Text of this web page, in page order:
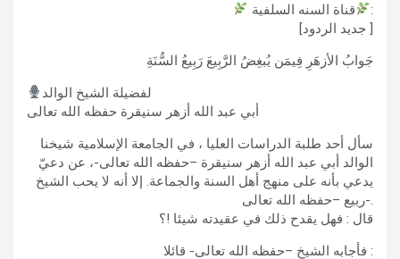
قناة السنه السلفية
:
[جديد الردود ]
جَوابُ الأزهَرِ فِيمَن يُبغِضُ الرَّبِيعَ رَبِيعُ السُّنَةِ
لفضيلة الشيخ الوالد
أبي عبد الله أزهر سنيقرة حفظه الله تعالى
سأل أحد طلبة الدراسات العليا ، في الجامعة الإسلامية شيخنا
الوالد أبي عبد الله أزهر سنيقرة –حفظه الله تعالى-، عن دعيّ
يدعي بأنه على منهج أهل السنة والجماعة. إلا أنه لا يحب الشيخ
ربيع –حفظه الله تعالى-.
قال : فهل يقدح ذلك في عقيدته شيئا !؟
فأجابه الشيخ –حفظه الله تعالى- قائلا :